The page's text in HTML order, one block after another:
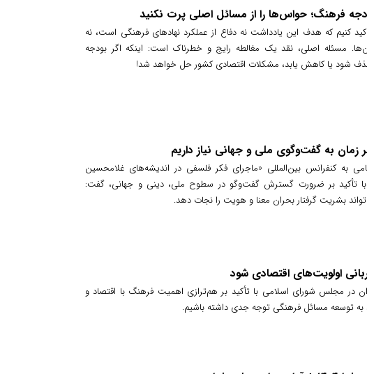
فرهنگ؛ حواس‌ها را از مسائل اصلی پرت نکنید
کنیم که هدف این یادداشت نه دفاع از عملکرد نهادهای فرهنگی است، نه
مسئله اصلی، نقد یک مغالطه رایج و خطرناک است: اینکه اگر بودجه
شود یا کاهش یابد، مشکلات اقتصادی کشور حل خواهد شد!
زمان به گفت‌وگوی ملی و جهانی نیاز داریم
به کنفرانس بین‌المللی «ماجرای فکر فلسفی در اندیشه‌های غلامحسین
با تأکید بر ضرورت گسترش گفت‌وگو در سطوح ملی، دینی و جهانی، گفت:
بشریت گرفتار بحران معنا و هویت را نجات دهد.
اولویت‌های اقتصادی شود
در مجلس شورای اسلامی با تأکید بر هم‌ترازی اهمیت فرهنگ با اقتصاد و
توسعه مسائل فرهنگی توجه جدی داشته باشیم.